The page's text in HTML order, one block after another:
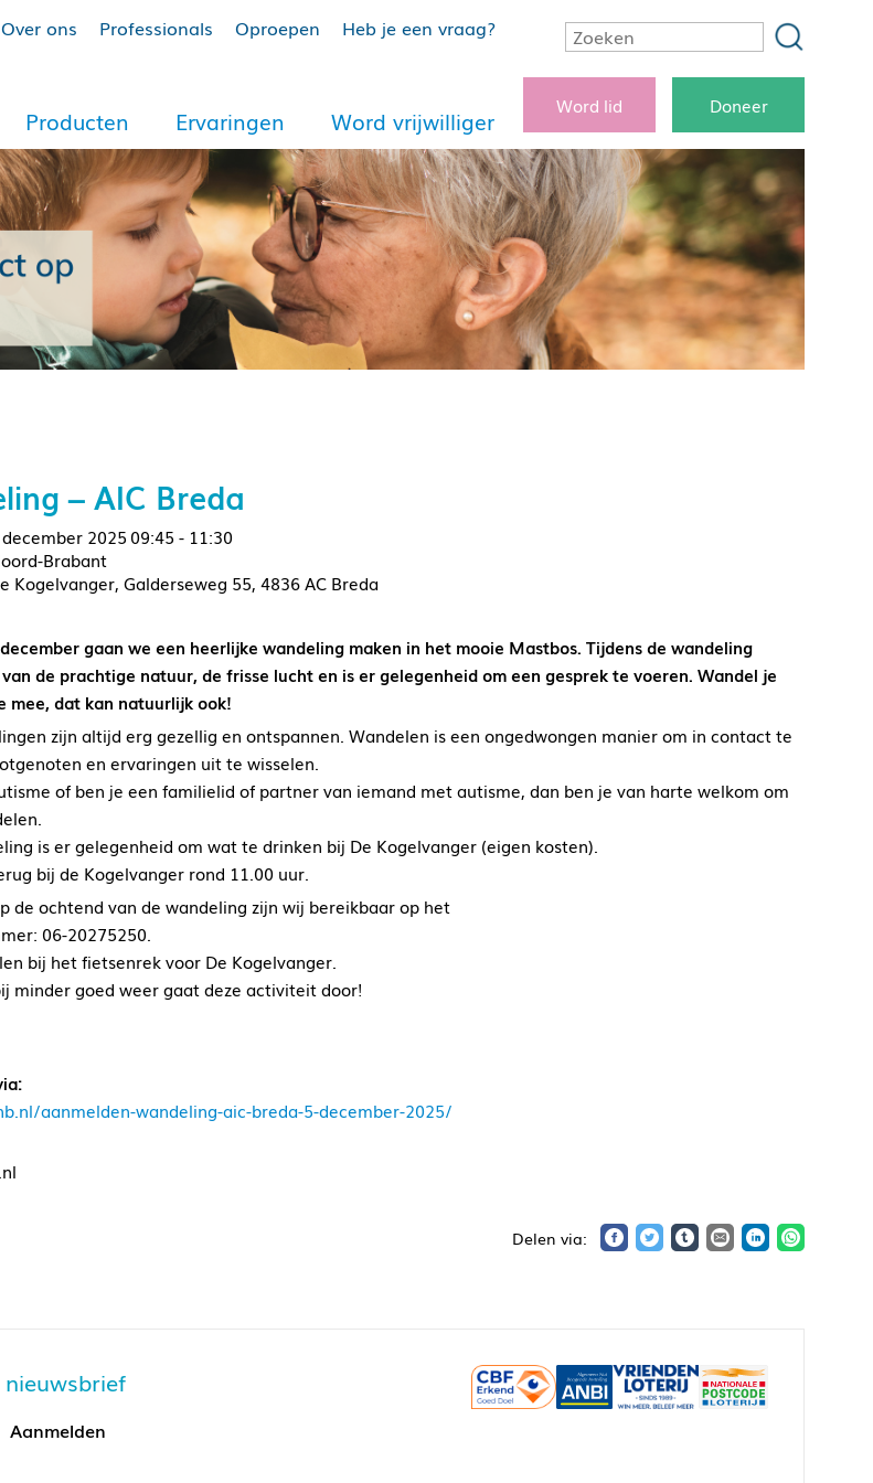
Over ons Professionals Oproepen Heb je een vraag?
Producten Ervaringen Word vrijwilliger
Word lid Doneer
– AIC Breda
2025 09:45 - 11:30
Brabant
Kogelvanger, Galderseweg 55, 4836 AC Breda
gaan we een heerlijke wandeling maken in het mooie Mastbos. Tijdens de wandeling
de prachtige natuur, de frisse lucht en is er gelegenheid om een gesprek te voeren. Wandel je
mee, dat kan natuurlijk ook!
zijn altijd erg gezellig en ontspannen. Wandelen is een ongedwongen manier om in contact te
en ervaringen uit te wisselen.
of ben je een familielid of partner van iemand met autisme, dan ben je van harte welkom om
is er gelegenheid om wat te drinken bij De Kogelvanger (eigen kosten).
bij de Kogelvanger rond 11.00 uur.
de ochtend van de wandeling zijn wij bereikbaar op het
06-20275250.
bij het fietsenrek voor De Kogelvanger.
minder goed weer gaat deze activiteit door!
aanmelden-wandeling-aic-breda-5-december-2025/